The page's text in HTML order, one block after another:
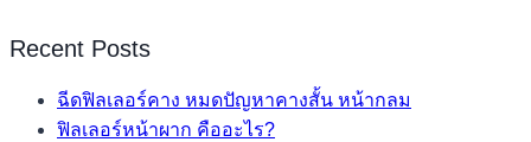
Recent Posts
ฉีดฟิลเลอร์คาง หมดปัญหาคางสั้น หน้ากลม
ฟิลเลอร์หน้าผาก คืออะไร?